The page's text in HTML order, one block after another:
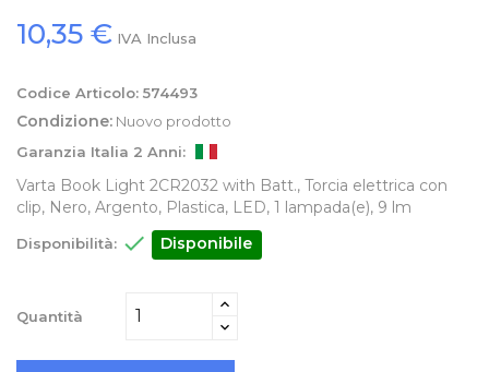
10,35 € IVA Inclusa
Codice Articolo: 574493
Condizione: Nuovo prodotto
Garanzia Italia 2 Anni:
Varta Book Light 2CR2032 with Batt., Torcia elettrica con
clip, Nero, Argento, Plastica, LED, 1 lampada(e), 9 lm
Disponibilità:  Disponibile
Quantità